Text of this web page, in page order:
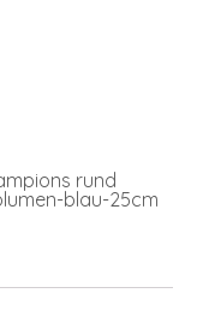
rund
blau-25cm